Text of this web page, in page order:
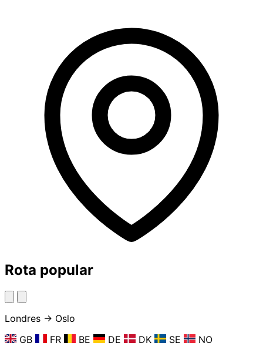
Rota popular
Londres → Oslo
GB
FR BE DE DK SE
NO